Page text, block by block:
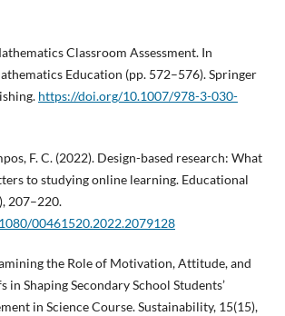
Classroom Assessment. In
Education (pp. 572–576). Springer
https://doi.org/10.1007/978-3-030-
F. C. (2022). Design-based research: What
to studying online learning. Educational
207–220.
00461520.2022.2079128
the Role of Motivation, Attitude, and
in Shaping Secondary School Students’
in Science Course. Sustainability, 15(15),